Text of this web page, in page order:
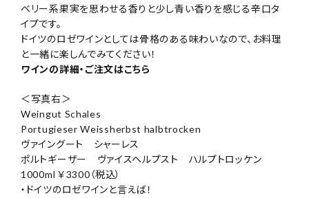
ベリー系果実を思わせる香りと少し青い香りを感じる辛口タ
イプです。
ドイツのロゼワインとしては骨格のある味わいなので、お料理
と一緒に楽しんでみてください！
ワインの詳細・ご注文はこちら
＜写真右＞
Weingut Schales
Portugieser Weissherbst halbtrocken
ヴァイングート シャーレス
ポルトギーザー ヴァイスヘルプスト ハルプトロッケン
1000ml ￥3300（税込）
・ドイツのロゼワインと言えば！